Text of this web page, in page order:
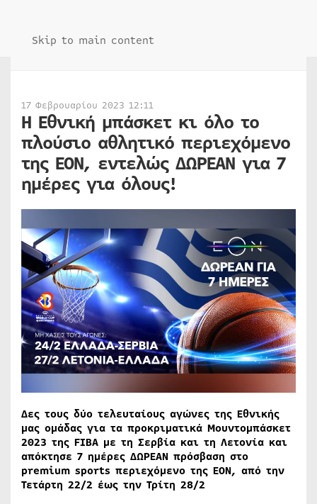
Skip to main content
17 Φεβρουαρίου 2023 12:11
Η Εθνική μπάσκετ κι όλο το
πλούσιο αθλητικό περιεχόμενο
της ΕΟΝ, εντελώς ΔΩΡΕΑΝ για 7
ημέρες για όλους!
Δες τους δύο τελευταίους αγώνες της Εθνικής
μας ομάδας για τα προκριματικά Μουντομπάσκετ
2023 της FIBA με τη Σερβία και τη Λετονία και
απόκτησε 7 ημέρες ΔΩΡΕΑΝ πρόσβαση στο
premium sports περιεχόμενο της ΕΟΝ, από την
Τετάρτη 22/2 έως την Τρίτη 28/2